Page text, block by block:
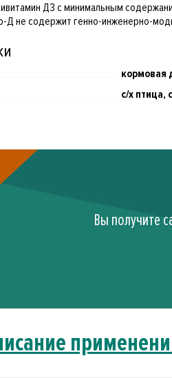
Д3 с минимальным
Д не содержит генно-инженерно-
кормовая
с/х птица,
Вы получите